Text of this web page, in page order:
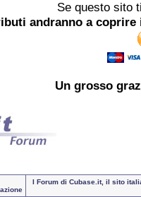
Se questo sito
andranno a
Un grosso
I Forum di Cubase.it, il sito